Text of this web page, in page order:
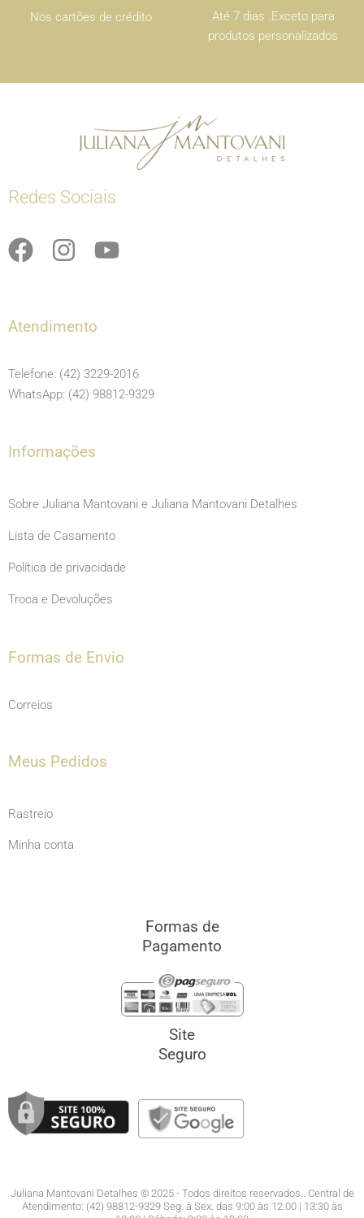
Nos cartões de crédito
Até 7 dias .Exceto para
produtos personalizados
Redes Sociais
F
e
o
o
I
t
g
r
m
Y
b
e
Atendimento
Telefone: (42) 3229-2016
WhatsApp: (42) 98812-9329
Informações
Sobre Juliana Mantovani e Juliana Mantovani Detalhes
Lista de Casamento
Política de privacidade
Troca e Devoluções
Formas de Envio
Correios
Meus Pedidos
Rastreio
Minha conta
Formas de
Pagamento
Site
Seguro
Juliana Mantovani Detalhes © 2025 - Todos direitos reservados.. Central de
Atendimento: (42) 98812-9329 Seg. à Sex. das 9:00 às 12:00 | 13:30 às